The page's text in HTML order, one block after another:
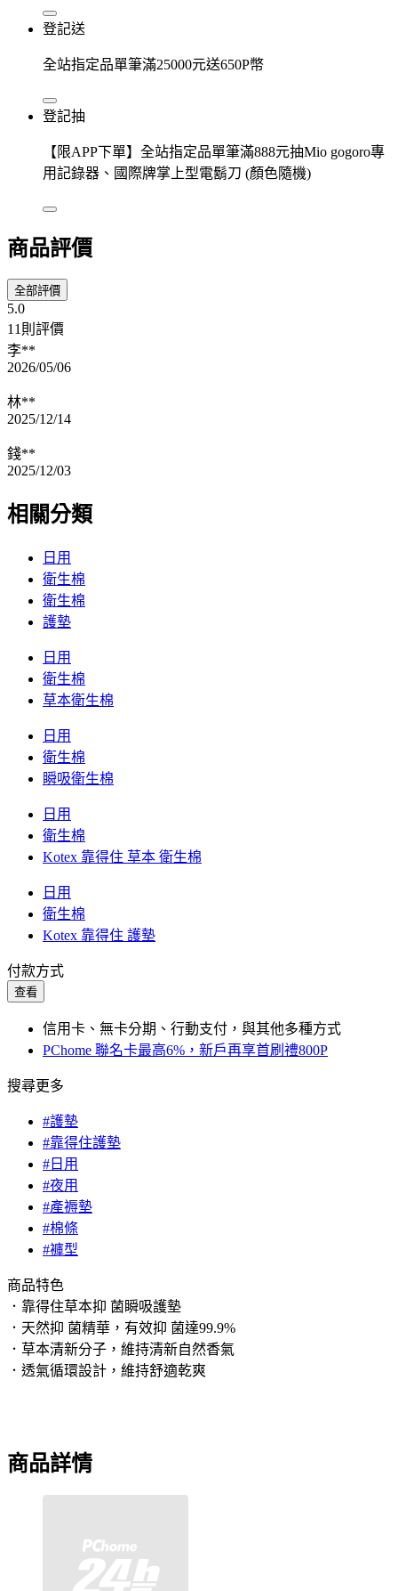
登記送
全站指定品單筆滿25000元送650P幣
登記抽
【限APP下單】全站指定品單筆滿888元抽Mio gogoro專
用記錄器、國際牌掌上型電鬍刀 (顏色隨機)
商品評價
全部評價
5.0
11則評價
李**
2026/05/06
林**
2025/12/14
錢**
2025/12/03
相關分類
日用
衛生棉
衛生棉
護墊
日用
衛生棉
草本衛生棉
日用
衛生棉
瞬吸衛生棉
日用
衛生棉
Kotex 靠得住 草本 衛生棉
日用
衛生棉
Kotex 靠得住 護墊
付款方式
查看
信用卡、無卡分期、行動支付，與其他多種方式
PChome 聯名卡最高6%，新戶再享首刷禮800P
搜尋更多
#護墊
#靠得住護墊
#日用
#夜用
#產褥墊
#棉條
#褲型
商品特色
．靠得住草本抑 菌瞬吸護墊
．天然抑 菌精華，有效抑 菌達99.9%
．草本清新分子，維持清新自然香氣
．透氣循環設計，維持舒適乾爽
商品詳情